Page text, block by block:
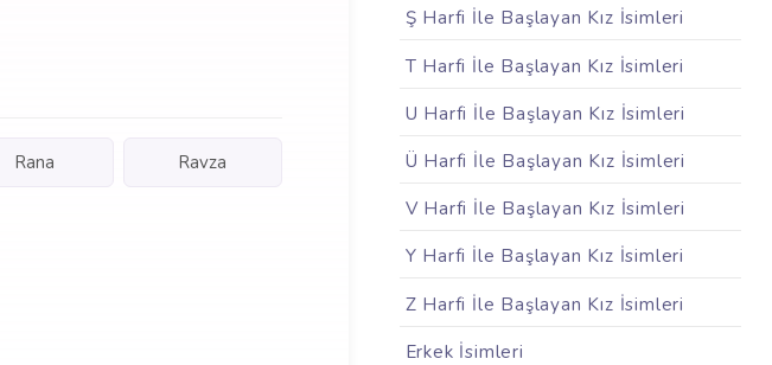
Rana Ravza
Ş Harfi İle Başlayan Kız İsimleri
T Harfi İle Başlayan Kız İsimleri
U Harfi İle Başlayan Kız İsimleri
Ü Harfi İle Başlayan Kız İsimleri
V Harfi İle Başlayan Kız İsimleri
Y Harfi İle Başlayan Kız İsimleri
Z Harfi İle Başlayan Kız İsimleri
Erkek İsimleri